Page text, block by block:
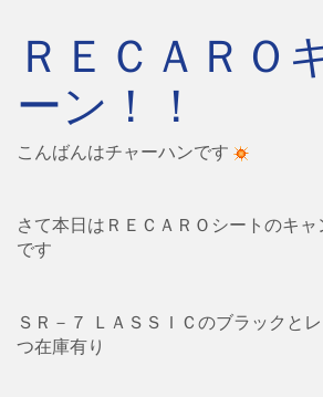
ＲＥＣＡＲＯ
ーン！！
こんばんはチャーハンです
さて本日はＲＥＣＡＲＯシートのキ
です
ＳＲ－７ ＬＡＳＳＩＣのブラックと
つ在庫有り